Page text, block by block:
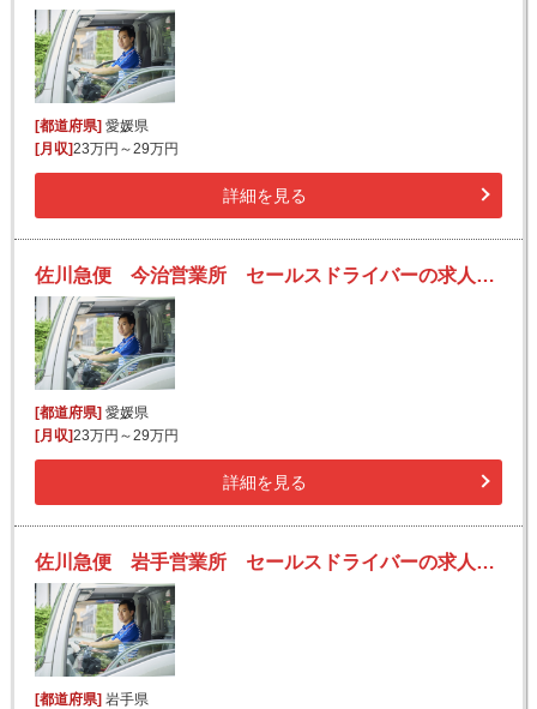
[都道府県] 愛媛県
[月収]23万円～29万円
詳細を見る
佐川急便 今治営業所 セールスドライバーの求人！安定収入と働きがい！大手の佐川急便で長期的に活躍できるチャンス♪
[都道府県]愛媛県
[月収]23万円～29万円
詳細を見る
佐川急便 岩手営業所 セールスドライバーの求人！安定収入と働きがい！大手の佐川急便で長期的に活躍できるチャンス♪
[都道府県]岩手県